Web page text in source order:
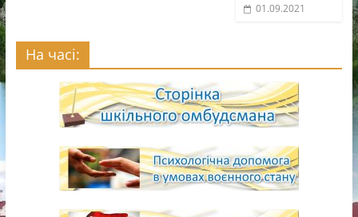
01.09.2021
На часі: